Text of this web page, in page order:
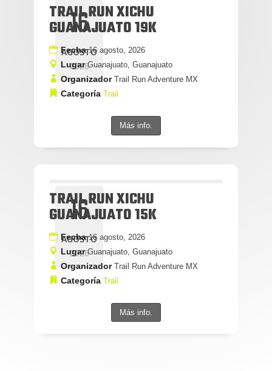
16
AGOSTO
2026
TRAIL RUN XICHU
GUANAJUATO 19K
Fecha16 agosto, 2026
LugarGuanajuato, Guanajuato
Organizador Trail Run Adventure MX
Categoría Trail
Más info.
16
AGOSTO
2026
TRAIL RUN XICHU
GUANAJUATO 15K
Fecha16 agosto, 2026
LugarGuanajuato, Guanajuato
Organizador Trail Run Adventure MX
Categoría Trail
Más info.